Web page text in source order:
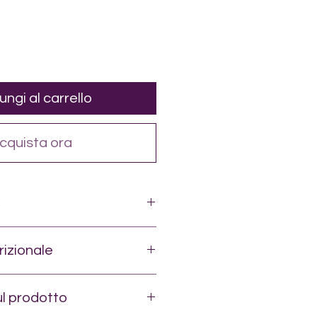
al carrello
ora
prodotto